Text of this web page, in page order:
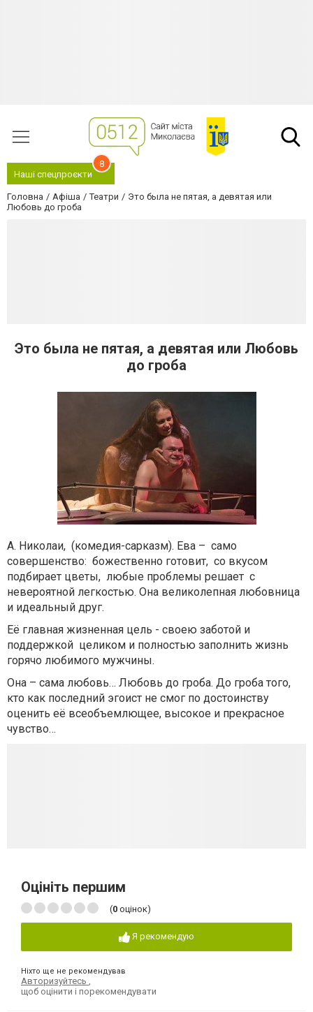
Наші спецпроєкти
8
Головна Афіша Театри
Это была не пятая, а девятая или
Любовь до гроба
Это была не пятая, а девятая или Любовь
до гроба
А. Николаи, (комедия-сарказм). Ева – само
совершенство: божественно готовит, со вкусом
подбирает цветы, любые проблемы решает с
невероятной легкостью. Она великолепная любовница
и идеальный друг.
Её главная жизненная цель - своею заботой и
поддержкой целиком и полностью заполнить жизнь
горячо любимого мужчины.
Она – сама любовь… Любовь до гроба. До гроба того,
кто как последний эгоист не смог по достоинству
оценить её всеобъемлющее, высокое и прекрасное
чувство…
Оцініть першим
(0 оцінок)
Я рекомендую
Ніхто ще не рекомендував
Авторизуйтесь
щоб оцінити і порекомендувати